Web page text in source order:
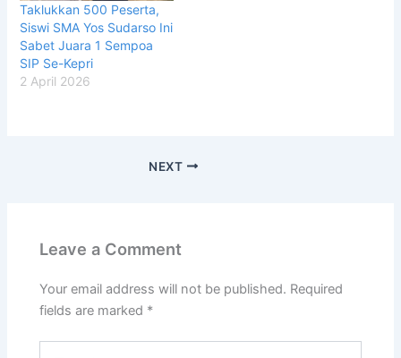
Taklukkan 500 Peserta,
Siswi SMA Yos Sudarso Ini
Sabet Juara 1 Sempoa
SIP Se-Kepri
2 April 2026
NEXT
Leave a Comment
Your email address will not be published. Required
fields are marked *